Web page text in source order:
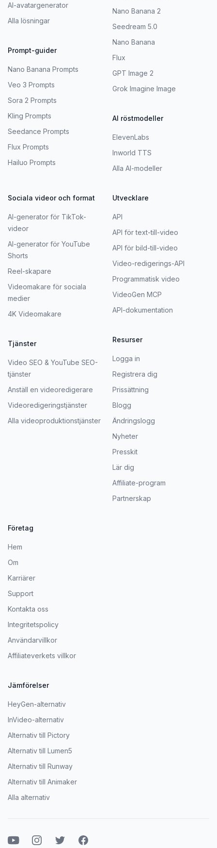
AI-avatargenerator
Alla lösningar
Prompt-guider
Nano Banana Prompts
Veo 3 Prompts
Sora 2 Prompts
Kling Prompts
Seedance Prompts
Flux Prompts
Hailuo Prompts
Nano Banana 2
Seedream 5.0
Nano Banana
Flux
GPT Image 2
Grok Imagine Image
AI röstmodeller
ElevenLabs
Inworld TTS
Alla AI-modeller
Sociala videor och format
AI-generator för TikTok-
videor
AI-generator för YouTube
Shorts
Reel-skapare
Videomakare för sociala
medier
4K Videomakare
Tjänster
Video SEO & YouTube SEO-
tjänster
Anställ en videoredigerare
Videoredigeringstjänster
Alla videoproduktionstjänster
Utvecklare
API
API för text-till-video
API för bild-till-video
Video-redigerings-API
Programmatisk video
VideoGen MCP
API-dokumentation
Resurser
Logga in
Registrera dig
Prissättning
Blogg
Ändringslogg
Nyheter
Presskit
Lär dig
Affiliate-program
Partnerskap
Företag
Hem
Om
Karriärer
Support
Kontakta oss
Integritetspolicy
Användarvillkor
Affiliateverkets villkor
Jämförelser
HeyGen-alternativ
InVideo-alternativ
Alternativ till Pictory
Alternativ till Lumen5
Alternativ till Runway
Alternativ till Animaker
Alla alternativ
YoutubeInstagramTwitterFacebook